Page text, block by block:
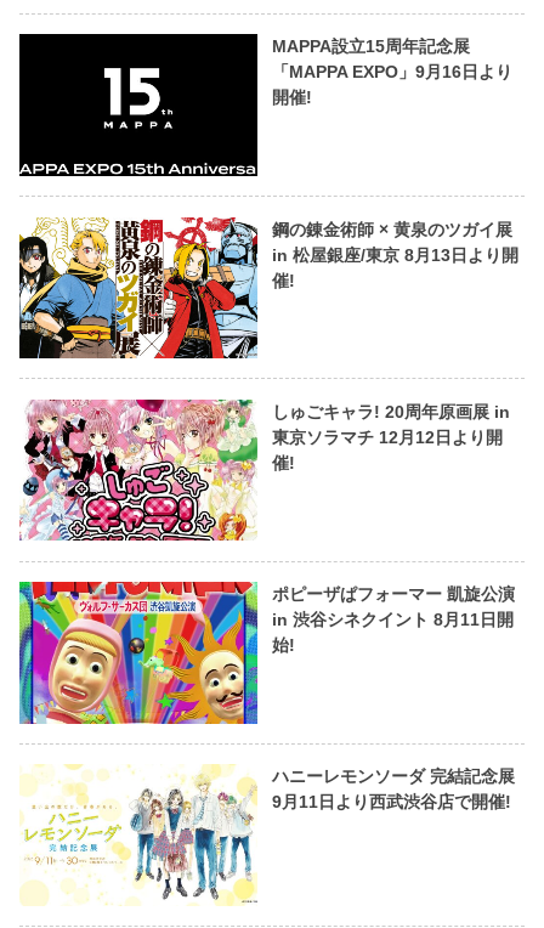
MAPPA設立15周年記念展
「MAPPA EXPO」9月16日より
開催!
鋼の錬金術師 × 黄泉のツガイ展
in 松屋銀座/東京 8月13日より開
催!
しゅごキャラ! 20周年原画展 in
東京ソラマチ 12月12日より開
催!
ポピーザぱフォーマー 凱旋公演
in 渋谷シネクイント 8月11日開
始!
ハニーレモンソーダ 完結記念展
9月11日より西武渋谷店で開催!